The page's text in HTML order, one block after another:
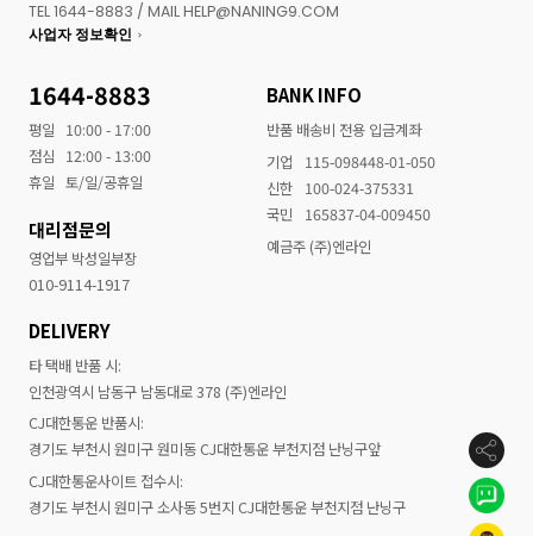
TEL 1644-8883 / MAIL HELP@NANING9.COM
사업자 정보확인
1644-8883
평일
10:00 - 17:00
점심
12:00 - 13:00
휴일 토/일/공휴일
대리점문의
영업부 박성일부장
010-9114-1917
BANK INFO
반품 배송비 전용 입금계좌
기업
115-098448-01-050
신한
100-024-375331
국민
165837-04-009450
예금주 (주)엔라인
DELIVERY
타 택배 반품 시:
인천광역시 남동구 남동대로 378 (주)엔라인
CJ대한통운 반품시:
경기도 부천시 원미구 원미동 CJ대한통운 부천지점 난닝구앞
CJ대한통운사이트 접수시:
경기도 부천시 원미구 소사동 5번지 CJ대한통운 부천지점 난닝구